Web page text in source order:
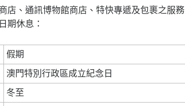
店、通訊博物館商店、特快專遞及包裹之服務
期休息：
假期
澳門特別行政區成立紀念日
冬至